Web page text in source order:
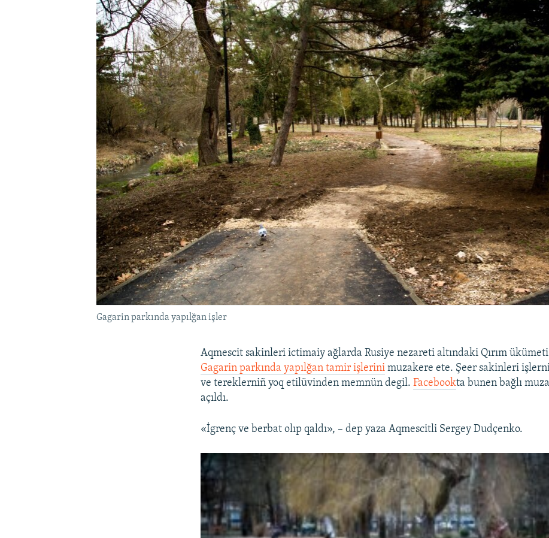
Gagarin parkında yapılğan işler
Aqmescit sakinleri ictimaiy ağlarda Rusiye nezareti altındaki Qırım ükümeti
Gagarin parkında yapılğan tamir işlerini muzakere ete. Şeer sakinleri
ve tereklerniñ yoq etilüvinden memnün degil.Facebookta bunen bağlı
açıldı.
«İgrenç ve berbat olıp qaldı», – dep yaza Aqmescitli Sergey Dudçenko.